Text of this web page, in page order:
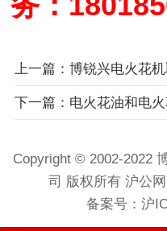
上一篇：博锐兴电火花
下一篇：电火花油和电
Copyright © 2002-2022
司 版权所有 沪公
备案号： 沪